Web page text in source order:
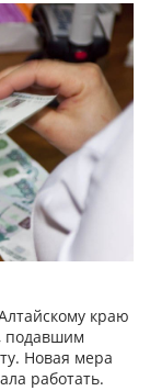
краю
подавшим
Новая мера
работать.